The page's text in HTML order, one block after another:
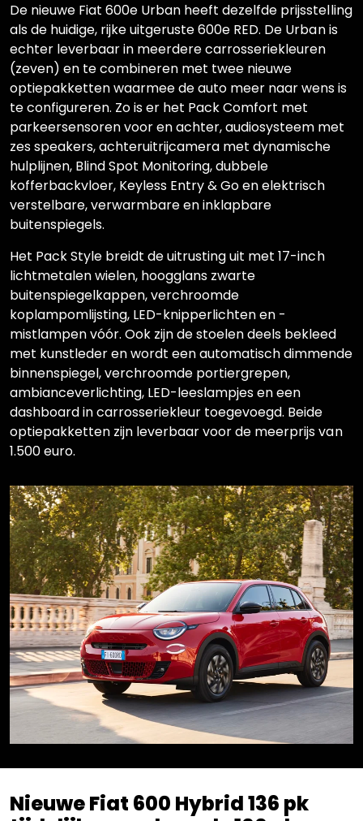
De nieuwe Fiat 600e Urban heeft dezelfde prijsstelling
als de huidige, rijke uitgeruste 600e RED. De Urban is
echter leverbaar in meerdere carrosseriekleuren
(zeven) en te combineren met twee nieuwe
optiepakketten waarmee de auto meer naar wens is
te configureren. Zo is er het Pack Comfort met
parkeersensoren voor en achter, audiosysteem met
zes speakers, achteruitrijcamera met dynamische
hulplijnen, Blind Spot Monitoring, dubbele
kofferbackvloer, Keyless Entry & Go en elektrisch
verstelbare, verwarmbare en inklapbare
buitenspiegels.
Het Pack Style breidt de uitrusting uit met 17-inch
lichtmetalen wielen, hoogglans zwarte
buitenspiegelkappen, verchroomde
koplampomlijsting, LED-knipperlichten en -
mistlampen vóór. Ook zijn de stoelen deels bekleed
met kunstleder en wordt een automatisch dimmende
binnenspiegel, verchroomde portiergrepen,
ambianceverlichting, LED-leeslampjes en een
dashboard in carrosseriekleur toegevoegd. Beide
optiepakketten zijn leverbaar voor de meerprijs van
1.500 euro.
Nieuwe Fiat 600 Hybrid 136 pk